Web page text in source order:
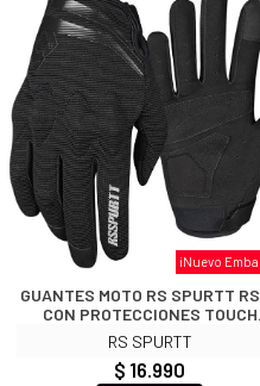
¡Nuevo
GUANTES MOTO RS SPURTT
CON PROTECCIONES TOUCH
NEGRO
RS SPURTT
$ 16.990